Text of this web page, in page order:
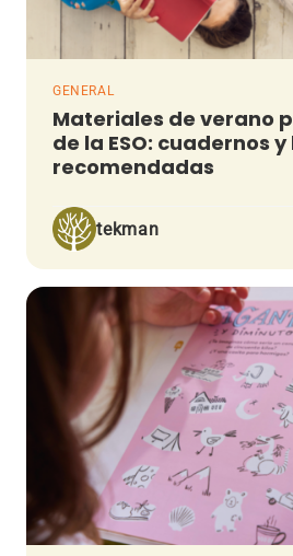
GENERAL
Materiales de verano
de la ESO: cuadernos
recomendadas
tekman